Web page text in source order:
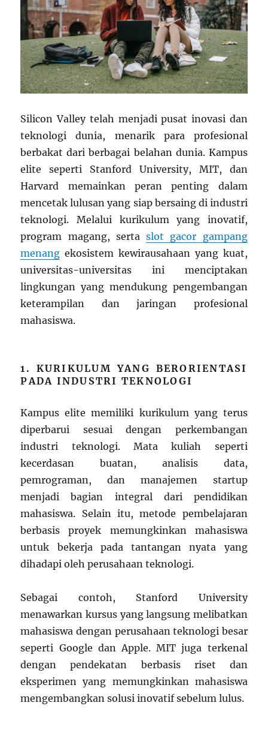
Silicon Valley telah menjadi pusat inovasi dan
teknologi dunia, menarik para profesional
berbakat dari berbagai belahan dunia. Kampus
elite seperti Stanford University, MIT, dan
Harvard memainkan peran penting dalam
mencetak lulusan yang siap bersaing di industri
teknologi. Melalui kurikulum yang inovatif,
program magang, sertaslot gacor gampang
menang ekosistem kewirausahaan yang kuat,
universitas-universitas ini menciptakan
lingkungan yang mendukung pengembangan
keterampilan dan jaringan profesional
mahasiswa.
1. KURIKULUM YANG BERORIENTASI
PADA INDUSTRI TEKNOLOGI
Kampus elite memiliki kurikulum yang terus
diperbarui sesuai dengan perkembangan
industri teknologi. Mata kuliah seperti
kecerdasan buatan, analisis data,
pemrograman, dan manajemen startup
menjadi bagian integral dari pendidikan
mahasiswa. Selain itu, metode pembelajaran
berbasis proyek memungkinkan mahasiswa
untuk bekerja pada tantangan nyata yang
dihadapi oleh perusahaan teknologi.
Sebagai contoh, Stanford University
menawarkan kursus yang langsung melibatkan
mahasiswa dengan perusahaan teknologi besar
seperti Google dan Apple. MIT juga terkenal
dengan pendekatan berbasis riset dan
eksperimen yang memungkinkan mahasiswa
mengembangkan solusi inovatif sebelum lulus.